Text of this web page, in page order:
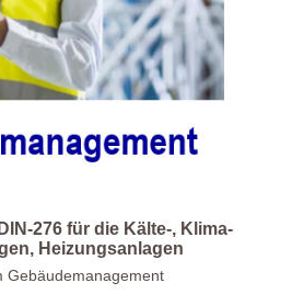
276 für die Kälte-, Klima-
Heizungsanlagen
Gebäudemanagement